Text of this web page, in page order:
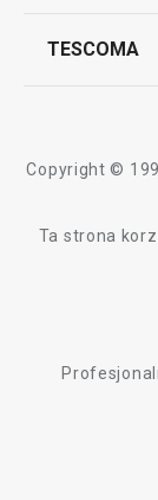
Dostawa i
TESCOMA
Graficzne
Polityka
Copyright ©
Ta strona